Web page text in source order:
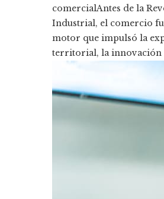
comercialAntes de la
Industrial, el comercio
motor que impulsó la
territorial, la innovación